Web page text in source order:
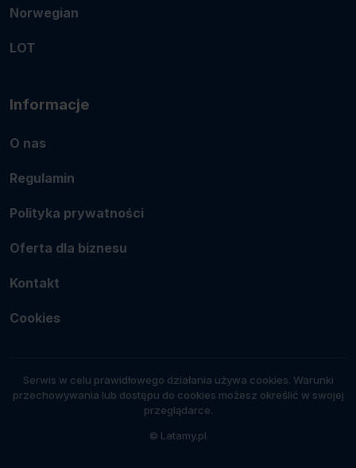
Norwegian
LOT
Informacje
O nas
Regulamin
Polityka prywatności
Oferta dla biznesu
Kontakt
Cookies
Serwis w celu prawidłowego działania używa cookies. Warunki
przechowywania lub dostępu do cookies możesz określić w swojej
przeglądarce.
© Latamy.pl